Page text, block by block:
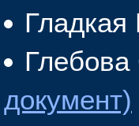
документ)